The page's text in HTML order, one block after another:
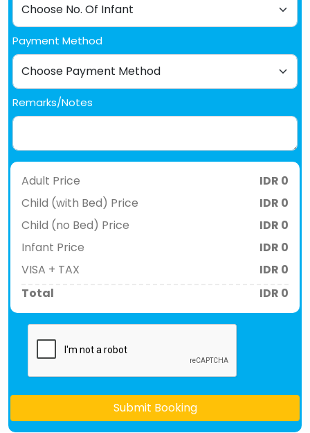
Payment Method
Remarks/Notes
Adult Price
IDR 0
Child (with Bed) Price
IDR 0
Child (no Bed) Price
IDR 0
Infant Price
IDR 0
VISA + TAX
IDR 0
Total
IDR 0
Submit Booking